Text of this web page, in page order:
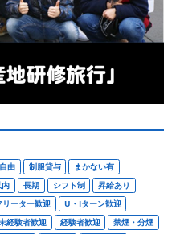
由 制服貸与
まかない有
内 長期 シフト制
昇給あり
リーター歓迎
U・Iターン歓迎
経験者歓迎 経験者歓迎
禁煙・分煙